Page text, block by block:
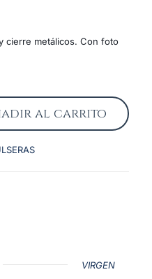
cierre metálicos. Con foto
al carrito
VIRGEN